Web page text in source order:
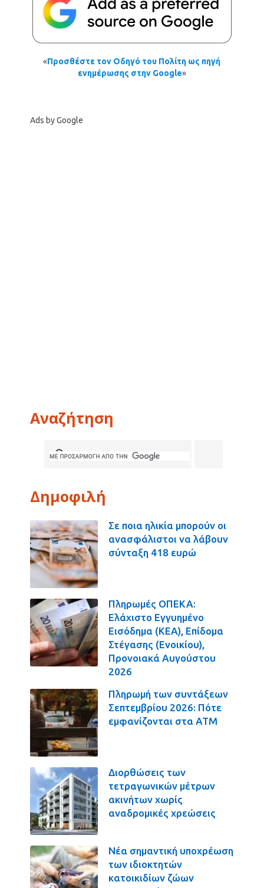
«Προσθέστε τον Οδηγό του Πολίτη ως πηγή
ενημέρωσης στην Google»
Ads by Google
Αναζήτηση
Δημοφιλή
Σε ποια ηλικία μπορούν οι
ανασφάλιστοι να λάβουν
σύνταξη 418 ευρώ
Πληρωμές ΟΠΕΚΑ:
Ελάχιστο Εγγυημένο
Εισόδημα (ΚΕΑ), Επίδομα
Στέγασης (Ενοικίου),
Προνοιακά Αυγούστου
2026
Πληρωμή των συντάξεων
Σεπτεμβρίου 2026: Πότε
εμφανίζονται στα ΑΤΜ
Διορθώσεις των
τετραγωνικών μέτρων
ακινήτων χωρίς
αναδρομικές χρεώσεις
Νέα σημαντική υποχρέωση
των ιδιοκτητών
κατοικιδίων ζώων